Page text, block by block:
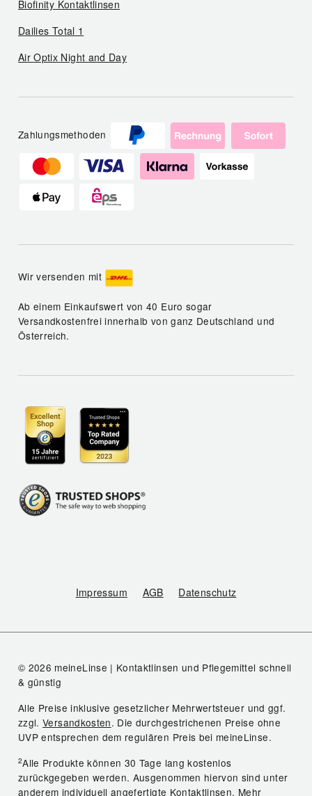
Biofinity Kontaktlinsen
Dailies Total 1
Air Optix Night and Day
Zahlungsmethoden
Wir versenden mit
Ab einem Einkaufswert von 40 Euro sogar
Versandkostenfrei innerhalb von ganz Deutschland und
Österreich.
Impressum AGB Datenschutz
© 2026 meineLinse | Kontaktlinsen und Pflegemittel schnell
& günstig
Alle Preise inklusive gesetzlicher Mehrwertsteuer und ggf.
zzgl.Versandkosten. Die durchgestrichenen Preise ohne
UVP entsprechen dem regulären Preis bei meineLinse.
2Alle Produkte können 30 Tage lang kostenlos
zurückgegeben werden. Ausgenommen hiervon sind unter
anderem individuell angefertigte Kontaktlinsen. Mehr